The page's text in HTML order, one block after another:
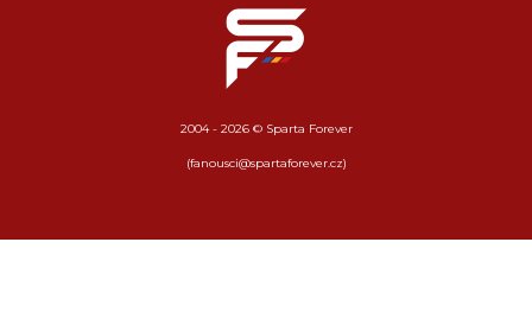
2004 - 2026 © Sparta Forever
(fanousci@spartaforever.cz)